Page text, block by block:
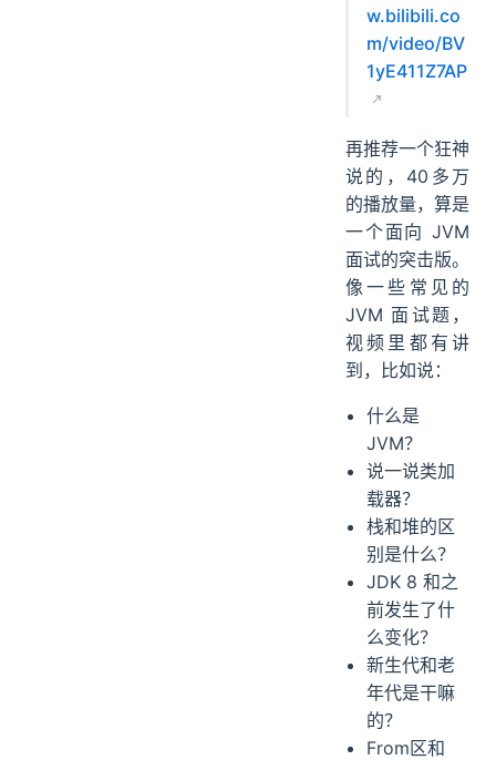
w.bilibili.co
m/video/BV
1yE411Z7AP
再推荐一个狂神
说的，40多万
的播放量，算是
一个面向 JVM
面试的突击版。
像一些常见的
JVM 面试题，
视频里都有讲
到，比如说：
什么是
JVM？
说一说类加
载器？
栈和堆的区
别是什么？
JDK 8 和之
前发生了什
么变化？
新生代和老
年代是干嘛
的？
From区和